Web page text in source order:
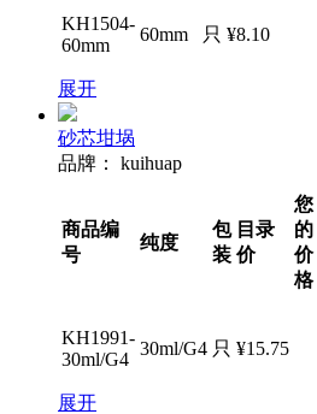
KH1504-
60mm
60mm 只 ¥8.10
展开
砂芯坩埚
品牌：
kuihuap
商品编
号
纯度
包
装
目录
价
您
的
价
格
KH1991-
30ml/G4
30ml/G4 只 ¥15.75
展开